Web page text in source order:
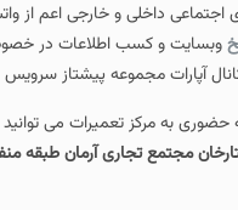
اجتماعی داخلی و خارجی اعم از
وبسایت و کسب اطلاعات در
آپارات مجموعه پیشتاز سرویس
به مرکز تعمیرات می
مجتمع تجاری آرمان طبقه منفی 1